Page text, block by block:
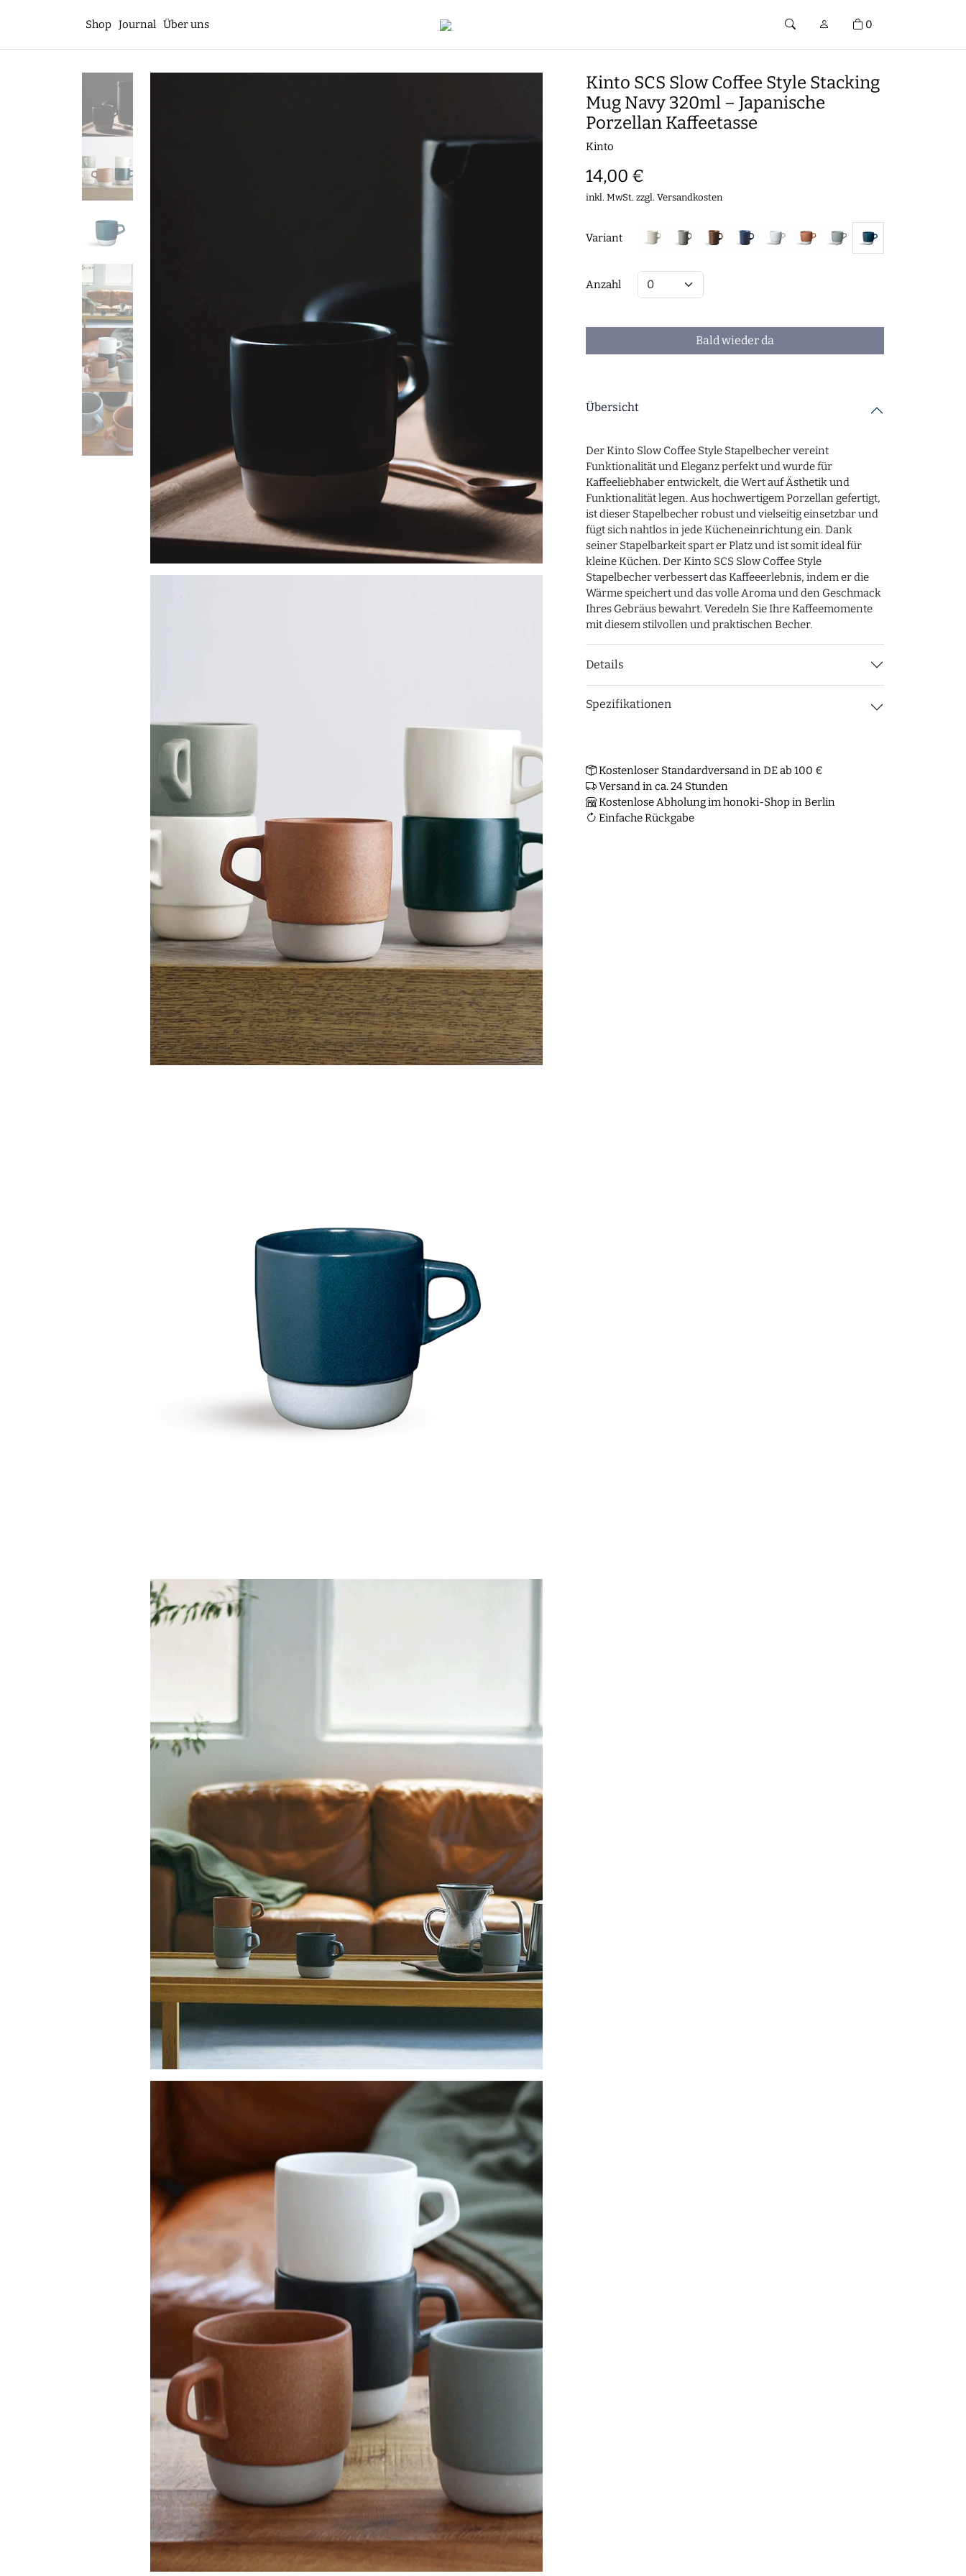
Shop Journal Über uns 0
Kinto SCS Slow Coffee Style Stacking
Mug Navy 320ml – Japanische
Porzellan Kaffeetasse
Kinto
14,00 €
inkl. MwSt. zzgl. Versandkosten
Variant
Anzahl
Bald wieder da
Übersicht
Der Kinto Slow Coffee Style Stapelbecher vereint
Funktionalität und Eleganz perfekt und wurde für
Kaffeeliebhaber entwickelt, die Wert auf Ästhetik und
Funktionalität legen. Aus hochwertigem Porzellan gefertigt,
ist dieser Stapelbecher robust und vielseitig einsetzbar und
fügt sich nahtlos in jede Kücheneinrichtung ein. Dank
seiner Stapelbarkeit spart er Platz und ist somit ideal für
kleine Küchen. Der Kinto SCS Slow Coffee Style
Stapelbecher verbessert das Kaffeeerlebnis, indem er die
Wärme speichert und das volle Aroma und den Geschmack
Ihres Gebräus bewahrt. Veredeln Sie Ihre Kaffeemomente
mit diesem stilvollen und praktischen Becher.
Details
Spezifikationen
Kostenloser Standardversand in DE ab 100 €
Versand in ca. 24 Stunden
Kostenlose Abholung im honoki-Shop in Berlin
Einfache Rückgabe